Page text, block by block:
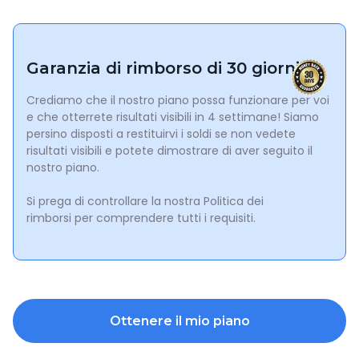
Individui con una storia di disturbi alimentari
Garanzia di rimborso di 30 giorni
Crediamo che il nostro piano possa funzionare per voi
e che otterrete risultati visibili in 4 settimane! Siamo
persino disposti a restituirvi i soldi se non vedete
risultati visibili e potete dimostrare di aver seguito il
nostro piano.
Si prega di controllare la nostra Politica dei
rimborsi per comprendere tutti i requisiti.
Ottenere il mio piano